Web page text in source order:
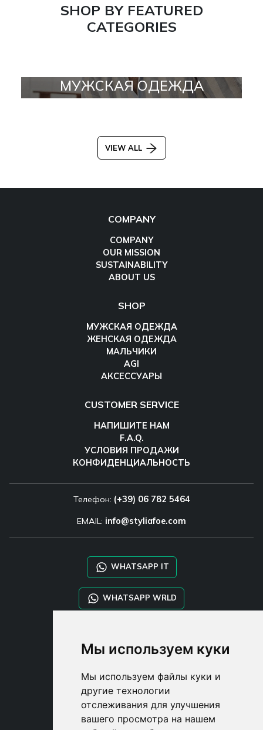
Мы используем куки
Мы используем файлы куки и
другие технологии
отслеживания для улучшения
вашего просмотра на нашем
SHOP BY FEATURED
CATEGORIES
МУЖСКАЯ ОДЕЖДА
VIEW ALL
COMPANY
COMPANY
OUR MISSION
SUSTAINABILITY
ABOUT US
SHOP
МУЖСКАЯ ОДЕЖДА
ЖЕНСКАЯ ОДЕЖДА
МАЛЬЧИКИ
AGI
АКСЕССУАРЫ
CUSTOMER SERVICE
НАПИШИТЕ НАМ
F.A.Q.
УСЛОВИЯ ПРОДАЖИ
КОНФИДЕНЦИАЛЬНОСТЬ
Телефон: (+39) 06 782 5464
EMAIL: info@styliafoe.com
WHATSAPP IT
WHATSAPP WRLD
SHOP B2B
DROPSHIPPING
USER